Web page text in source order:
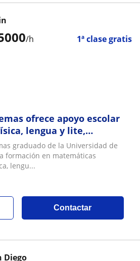
/h 1ª clase gratis
ofrece apoyo escolar
lengua y lite,
digitales para
graduado de la Universidad de
formación en matemáticas
lengu...
Contactar
Diego